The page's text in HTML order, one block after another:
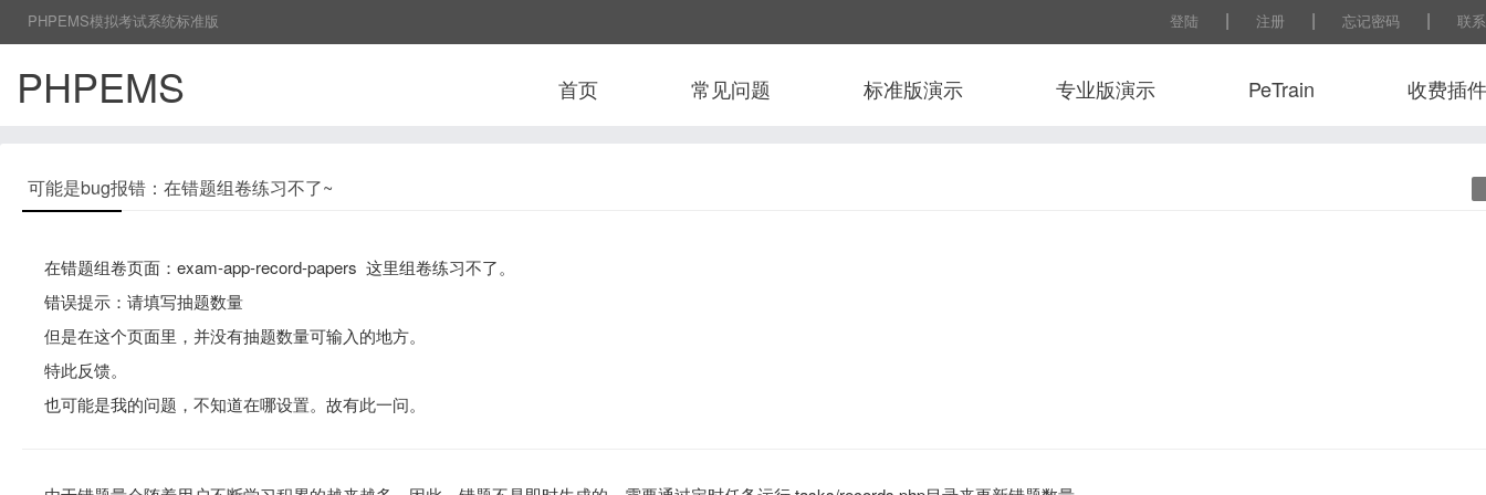
PHPEMS模拟考试系统标准版 登陆 | 注册 | 忘记密码 | 联
PHPEMS 首页 常见问题 标准版演示 专业版演示 PeTrain 收费插件
常用工具
可能是bug报错：在错题组卷练习不了~
在错题组卷页面：exam-app-record-papers 这里组卷练习不了。
错误提示：请填写抽题数量
但是在这个页面里，并没有抽题数量可输入的地方。
特此反馈。
也可能是我的问题，不知道在哪设置。故有此一问。